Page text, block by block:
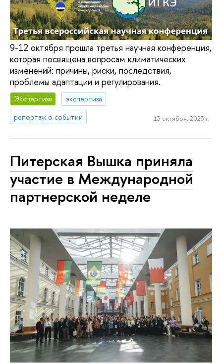
9-12 октября прошла третья научная конференция,
которая посвящена вопросам климатических
изменений: причины, риски, последствия,
проблемы адаптации и регулирования.
Экспертиза
экспертиза
репортаж о событии
13 октября, 2023 г.
Питерская Вышка приняла
участие в Международной
партнерской неделе